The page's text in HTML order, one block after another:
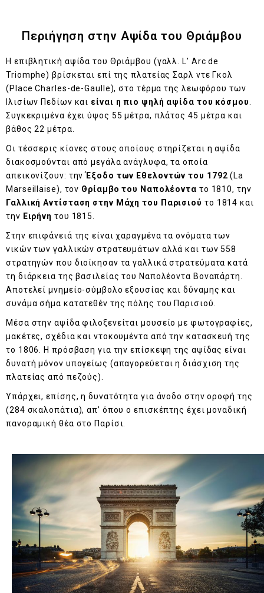
Περιήγηση στην Αψίδα του Θριάμβου
Η επιβλητική αψίδα του Θριάμβου (γαλλ. L’ Arc de
Triomphe) βρίσκεται επί της πλατείας Σαρλ ντε Γκολ
(Place Charles-de-Gaulle), στο τέρμα της λεωφόρου των
Ιλισίων Πεδίων και είναι η πιο ψηλή αψίδα του κόσμου.
Συγκεκριμένα έχει ύψος 55 μέτρα, πλάτος 45 μέτρα και
βάθος 22 μέτρα.
Οι τέσσερις κίονες στους οποίους στηρίζεται η αψίδα
διακοσμούνται από μεγάλα ανάγλυφα, τα οποία
απεικονίζουν: τηνΈξοδο των Εθελοντών του 1792 (La
Marseillaise), τον Θρίαμβο του Ναπολέοντα το 1810, την
Γαλλική Αντίσταση στην Μάχη του Παρισιού το 1814 και
την Ειρήνη του 1815.
Στην επιφάνειά της είναι χαραγμένα τα ονόματα των
νικών των γαλλικών στρατευμάτων αλλά και των 558
στρατηγών που διοίκησαν τα γαλλικά στρατεύματα κατά
τη διάρκεια της βασιλείας του Ναπολέοντα Βοναπάρτη.
Αποτελεί μνημείο-σύμβολο εξουσίας και δύναμης και
συνάμα σήμα κατατεθέν της πόλης του Παρισιού.
Μέσα στην αψίδα φιλοξενείται μουσείο με φωτογραφίες,
μακέτες, σχέδια και ντοκουμέντα από την κατασκευή της
το 1806. Η πρόσβαση για την επίσκεψη της αψίδας είναι
δυνατή μόνον υπογείως (απαγορεύεται η διάσχιση της
πλατείας από πεζούς).
Υπάρχει, επίσης, η δυνατότητα για άνοδο στην οροφή της
(284 σκαλοπάτια), απ’ όπου ο επισκέπτης έχει μοναδική
πανοραμική θέα στο Παρίσι.